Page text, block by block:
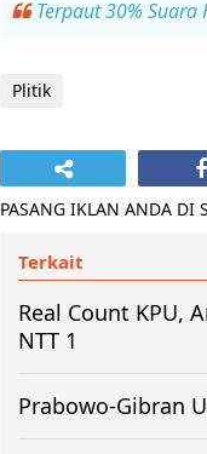
Terpaut 30%
Plitik
PASANG IKLAN ANDA
Terkait
Real Count KPU,
NTT 1
Prabowo-Gibran